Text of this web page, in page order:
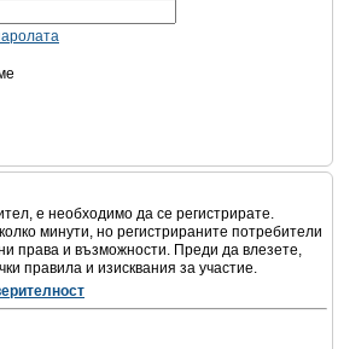
е необходимо да се регистрирате.
минути, но регистрираните потребители
права и възможности. Преди да влезете,
правила и изисквания за участие.